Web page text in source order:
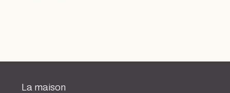
La maison